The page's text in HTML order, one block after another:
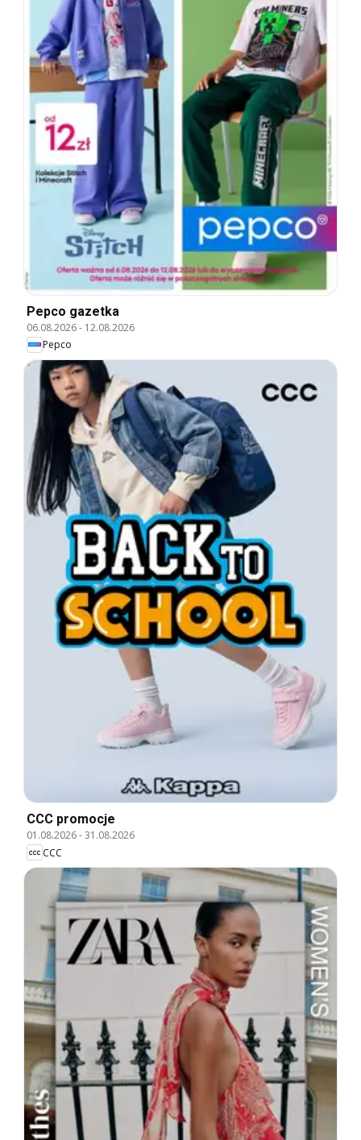
Pepco gazetka
06.08.2026- 12.08.2026
Pepco
CCC promocje
01.08.2026-31.08.2026
CCC